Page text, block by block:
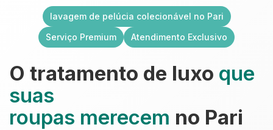
lavagem de pelúcia colecionável no Pari
Serviço Premium
Atendimento Exclusivo
O tratamento de luxo que
suas
roupas merecem no Pari